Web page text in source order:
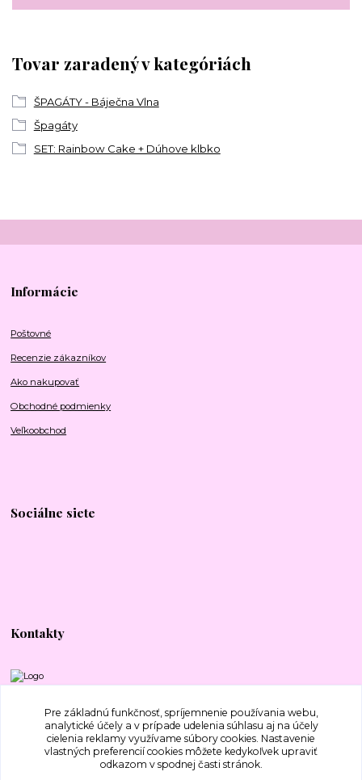
Tovar zaradený v kategóriách
ŠPAGÁTY - Báječna Vlna
Špagáty
SET: Rainbow Cake + Dúhove klbko
Informácie
Poštovné
Recenzie zákazníkov
Ako nakupovať
Obchodné podmienky
Veľkoobchod
Sociálne siete
Kontakty
+421 917 577 388
bajecnavlna@gmail.com
Pre základnú funkčnosť, spríjemnenie používania webu,
analytické účely a v prípade udelenia súhlasu aj na účely
cielenia reklamy využívame súbory cookies. Nastavenie
vlastných preferencií cookies môžete kedykoľvek upraviť
odkazom v spodnej časti stránok.